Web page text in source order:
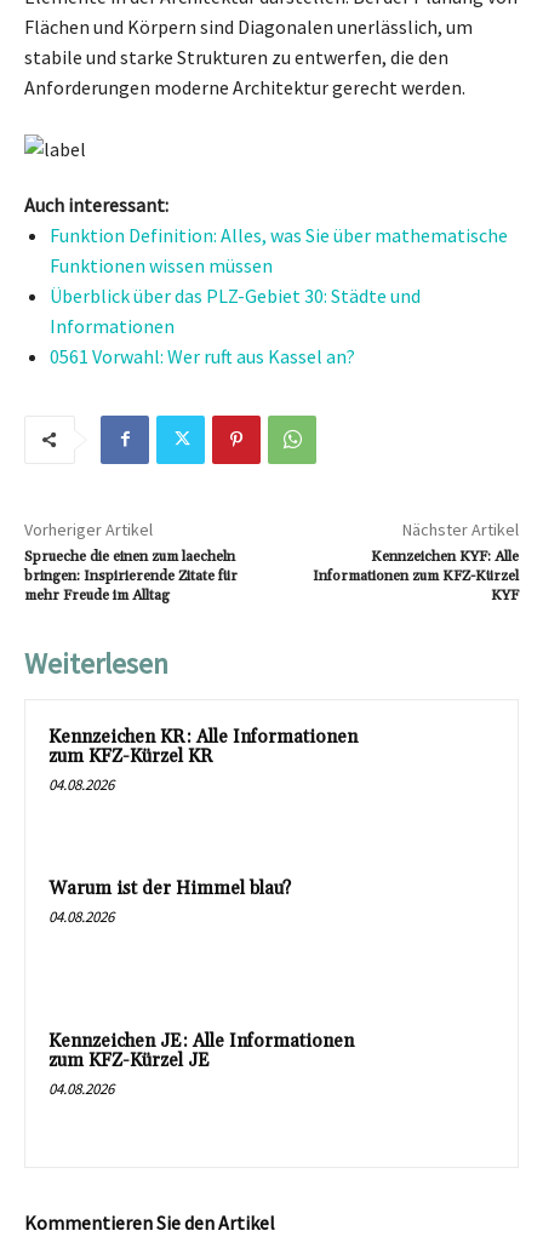
Flächen und Körpern sind Diagonalen unerlässlich, um
stabile und starke Strukturen zu entwerfen, die den
Anforderungen moderne Architektur gerecht werden.
Auch interessant:
Funktion Definition: Alles, was Sie über mathematische
Funktionen wissen müssen
Überblick über das PLZ-Gebiet 30: Städte und
Informationen
0561 Vorwahl: Wer ruft aus Kassel an?
Vorheriger Artikel
Sprueche die einen zum laecheln
bringen: Inspirierende Zitate für
mehr Freude im Alltag
Nächster Artikel
Kennzeichen KYF: Alle
Informationen zum KFZ-Kürzel
KYF
Weiterlesen
Kennzeichen KR: Alle Informationen
zum KFZ-Kürzel KR
04.08.2026
Warum ist der Himmel blau?
04.08.2026
Kennzeichen JE: Alle Informationen
zum KFZ-Kürzel JE
04.08.2026
Kommentieren Sie den Artikel